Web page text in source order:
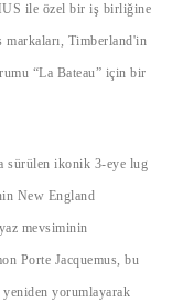
ile özel bir iş birliğine
markaları, Timberland'in
“La Bateau” için bir
sürülen ikonik 3-eye lug
New England
mevsiminin
Porte Jacquemus, bu
yorumlayarak